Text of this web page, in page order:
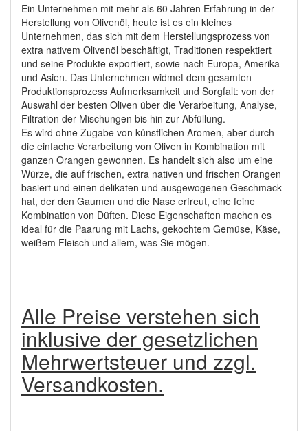
Ein Unternehmen mit mehr als 60 Jahren Erfahrung in der
Herstellung von Olivenöl, heute ist es ein kleines
Unternehmen, das sich mit dem Herstellungsprozess von
extra nativem Olivenöl beschäftigt, Traditionen respektiert
und seine Produkte exportiert, sowie nach Europa, Amerika
und Asien. Das Unternehmen widmet dem gesamten
Produktionsprozess Aufmerksamkeit und Sorgfalt: von der
Auswahl der besten Oliven über die Verarbeitung, Analyse,
Filtration der Mischungen bis hin zur Abfüllung.
Es wird ohne Zugabe von künstlichen Aromen, aber durch
die einfache Verarbeitung von Oliven in Kombination mit
ganzen Orangen gewonnen. Es handelt sich also um eine
Würze, die auf frischen, extra nativen und frischen Orangen
basiert und einen delikaten und ausgewogenen Geschmack
hat, der den Gaumen und die Nase erfreut, eine feine
Kombination von Düften. Diese Eigenschaften machen es
ideal für die Paarung mit Lachs, gekochtem Gemüse, Käse,
weißem Fleisch und allem, was Sie mögen.
Alle Preise verstehen sich
inklusive der gesetzlichen
Mehrwertsteuer und zzgl.
Versandkosten.